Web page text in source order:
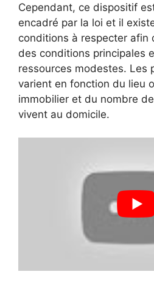
Cependant, ce dispositif
encadré par la loi et il
conditions à respecter afin
des conditions principales
ressources modestes. Les
varient en fonction du lieu
immobilier et du nombre
vivent au domicile.